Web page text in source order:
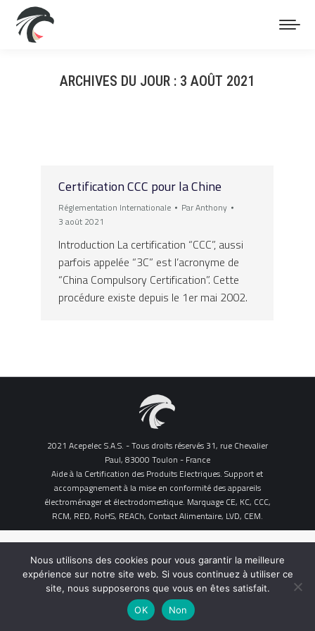
ARCHIVES DU JOUR : 3 AOÛT 2021
Certification CCC pour la Chine
Réglementation Internationale ParAnthony
3 août 2021
Introduction La certification “CCC”, aussi
parfois appelée “3C” est l’acronyme de
“China Compulsory Certification”. Cette
procédure existe depuis le 1er mai 2002.
2021 Acepelec S.A.S. - Tous droits réservés 31, rue Chevalier
Paul, 83000 Toulon - France
Aide à la Certification des Produits Electriques. Support et
accompagnement à la mise en conformité des appareils
électroménager et électrodomestique. Marquage CE, KC, CCC,
RCM, RED, RoHS, REACh, Contact Alimentaire, LVD, CEM.
Nous utilisons des cookies pour vous garantir la meilleure
expérience sur notre site web. Si vous continuez à utiliser ce
site, nous supposerons que vous en êtes satisfait.
OK
Non